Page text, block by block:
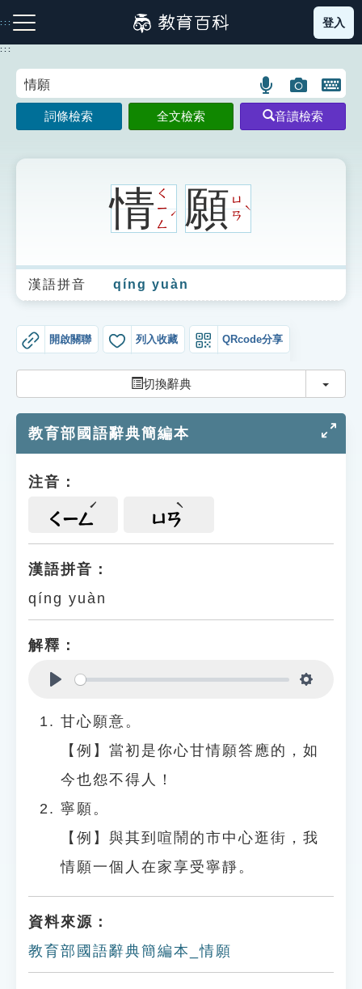
到
主
:::
注音索引圖示 筆畫索引圖示 部首索引表圖示
生字詞彙表
成語故事
索引選單
單字索引
遊戲專區
貓頭鷹博士
登入
:::
語
言
搜
圖
片
搜
開
鍵
圖
詞條檢索 全文檢索 音讀檢索
情ㄑ
ㄧ
ㄥ
ˊ 願ㄩ
ㄢ
ˋ
漢語拼音 qíng yuàn
開啟關聯 列入收藏 QRcode分享
切換辭典 切換
教育部國語辭典簡編本
注音：
ㄑㄧㄥ ㄩㄢ
漢語拼音：
qíng yuàn
解釋：
甘心願意。
【例】當初是你心甘情願答應的，如
今也怨不得人！
寧願。
【例】與其到喧鬧的市中心逛街，我
情願一個人在家享受寧靜。
資料來源：
教育部國語辭典簡編本_情願